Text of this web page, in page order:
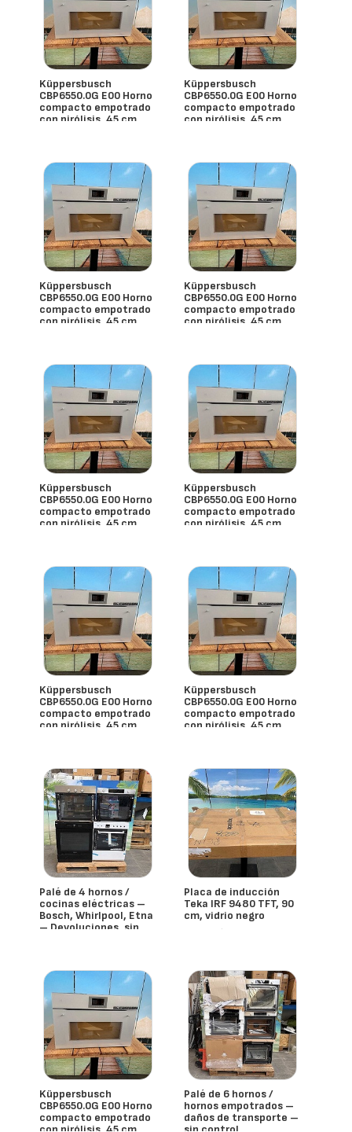
Küppersbusch
CBP6550.0G E00 Horno
compacto empotrado
con pirólisis, 45 cm
Küppersbusch
CBP6550.0G E00 Horno
compacto empotrado
con pirólisis, 45 cm
Küppersbusch
CBP6550.0G E00 Horno
compacto empotrado
con pirólisis, 45 cm
Küppersbusch
CBP6550.0G E00 Horno
compacto empotrado
con pirólisis, 45 cm
Küppersbusch
CBP6550.0G E00 Horno
compacto empotrado
con pirólisis, 45 cm
Küppersbusch
CBP6550.0G E00 Horno
compacto empotrado
con pirólisis, 45 cm
Küppersbusch
CBP6550.0G E00 Horno
compacto empotrado
con pirólisis, 45 cm
Küppersbusch
CBP6550.0G E00 Horno
compacto empotrado
con pirólisis, 45 cm
Palé de 4 hornos /
cocinas eléctricas –
Bosch, Whirlpool, Etna
– Devoluciones, sin
- España
Placa de inducción
Teka IRF 9480 TFT, 90
cm, vidrio negro
- España
Küppersbusch
CBP6550.0G E00 Horno
compacto empotrado
con pirólisis, 45 cm
Palé de 6 hornos /
hornos empotrados –
daños de transporte –
sin control